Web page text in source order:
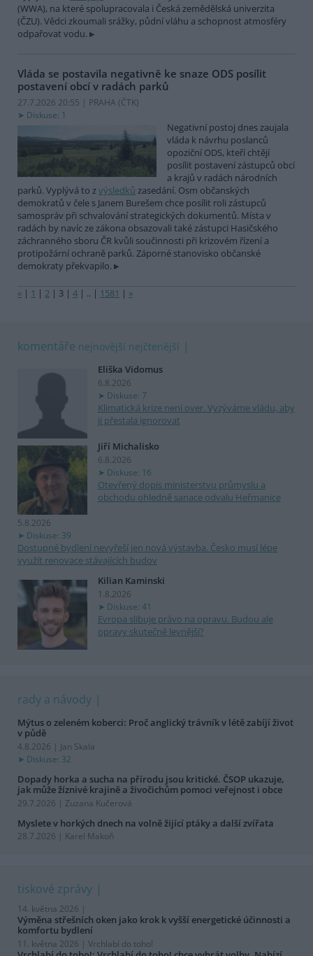
(WWA), na které spolupracovala i Česká zemědělská univerzita
(ČZU). Vědci zkoumali srážky, půdní vláhu a schopnost atmosféry
odpařovat vodu.
Vláda se postavila negativně ke snaze ODS posílit
postavení obcí v radách parků
27.7.2026 20:55 | PRAHA (ČTK)
Diskuse: 1
Negativní postoj dnes zaujala
vláda k návrhu poslanců
opoziční ODS, kteří chtějí
posílit postavení zástupců obcí
a krajů v radách národních
parků. Vyplývá to zvýsledků zasedání. Osm občanských
demokratů v čele s Janem Burešem chce posílit roli zástupců
samospráv při schvalování strategických dokumentů. Místa v
radách by navíc ze zákona obsazovali také zástupci Hasičského
záchranného sboru ČR kvůli součinnosti při krizovém řízení a
protipožární ochraně parků. Záporné stanovisko občanské
demokraty překvapilo.
« | 1 | 2 | 3 | 4 | .. | 1581 | »
komentáře nejnovější nejčtenější
Eliška Vidomus
6.8.2026
Diskuse: 7
Klimatická krize není over. Vyzýváme vládu, aby
ji přestala ignorovat
Jiří Michalisko
6.8.2026
Diskuse: 16
Otevřený dopis ministerstvu průmyslu a
obchodu ohledně sanace odvalu Heřmanice
5.8.2026
Diskuse: 39
Dostupné bydlení nevyřeší jen nová výstavba. Česko musí lépe
využít renovace stávajících budov
Kilian Kaminski
1.8.2026
Diskuse: 41
Evropa slibuje právo na opravu. Budou ale
opravy skutečně levnější?
rady a návody
Mýtus o zeleném koberci: Proč anglický trávník v létě zabíjí život
v půdě
4.8.2026 | Jan Skala
Diskuse: 32
Dopady horka a sucha na přírodu jsou kritické. ČSOP ukazuje,
jak může žíznivé krajině a živočichům pomoci veřejnost i obce
29.7.2026 | Zuzana Kučerová
Myslete v horkých dnech na volně žijící ptáky a další zvířata
28.7.2026 | Karel Makoň
tiskové zprávy
14. května 2026 |
Výměna střešních oken jako krok k vyšší energetické účinnosti a
komfortu bydlení
11. května 2026 | Vrchlabí do toho!